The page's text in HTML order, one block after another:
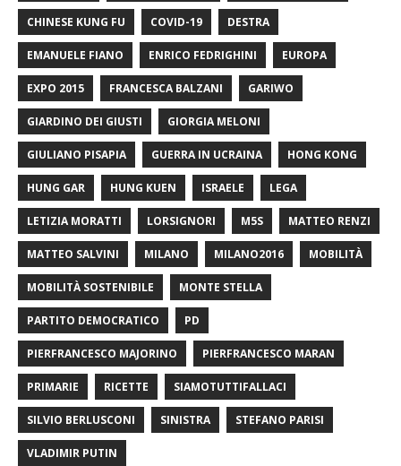
CHINESE KUNG FU COVID-19 DESTRA
EMANUELE FIANO ENRICO FEDRIGHINI EUROPA
EXPO 2015 FRANCESCA BALZANI GARIWO
GIARDINO DEI GIUSTI GIORGIA MELONI
GIULIANO PISAPIA GUERRA IN UCRAINA HONG KONG
HUNG GAR HUNG KUEN ISRAELE LEGA
LETIZIA MORATTI LORSIGNORI M5S MATTEO RENZI
MATTEO SALVINI MILANO MILANO2016 MOBILITÀ
MOBILITÀ SOSTENIBILE MONTE STELLA
PARTITO DEMOCRATICO PD
PIERFRANCESCO MAJORINO PIERFRANCESCO MARAN
PRIMARIE RICETTE SIAMOTUTTIFALLACI
SILVIO BERLUSCONI SINISTRA STEFANO PARISI
VLADIMIR PUTIN